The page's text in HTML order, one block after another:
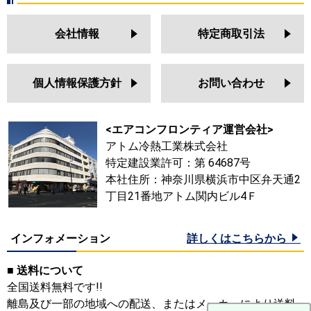
会社情報 特定商取引法
個人情報保護方針 お問い合わせ
<エアコンフロンティア運営会社>
アトム冷熱工業株式会社
特定建設業許可：第 64687号
本社住所：神奈川県横浜市中区弁天通2
丁目21番地アトム関内ビル4Ｆ
インフォメーション 詳しくはこちらから
■ 送料について
全国送料無料です!!
離島及び一部の地域への配送、またはメーカーにより送料